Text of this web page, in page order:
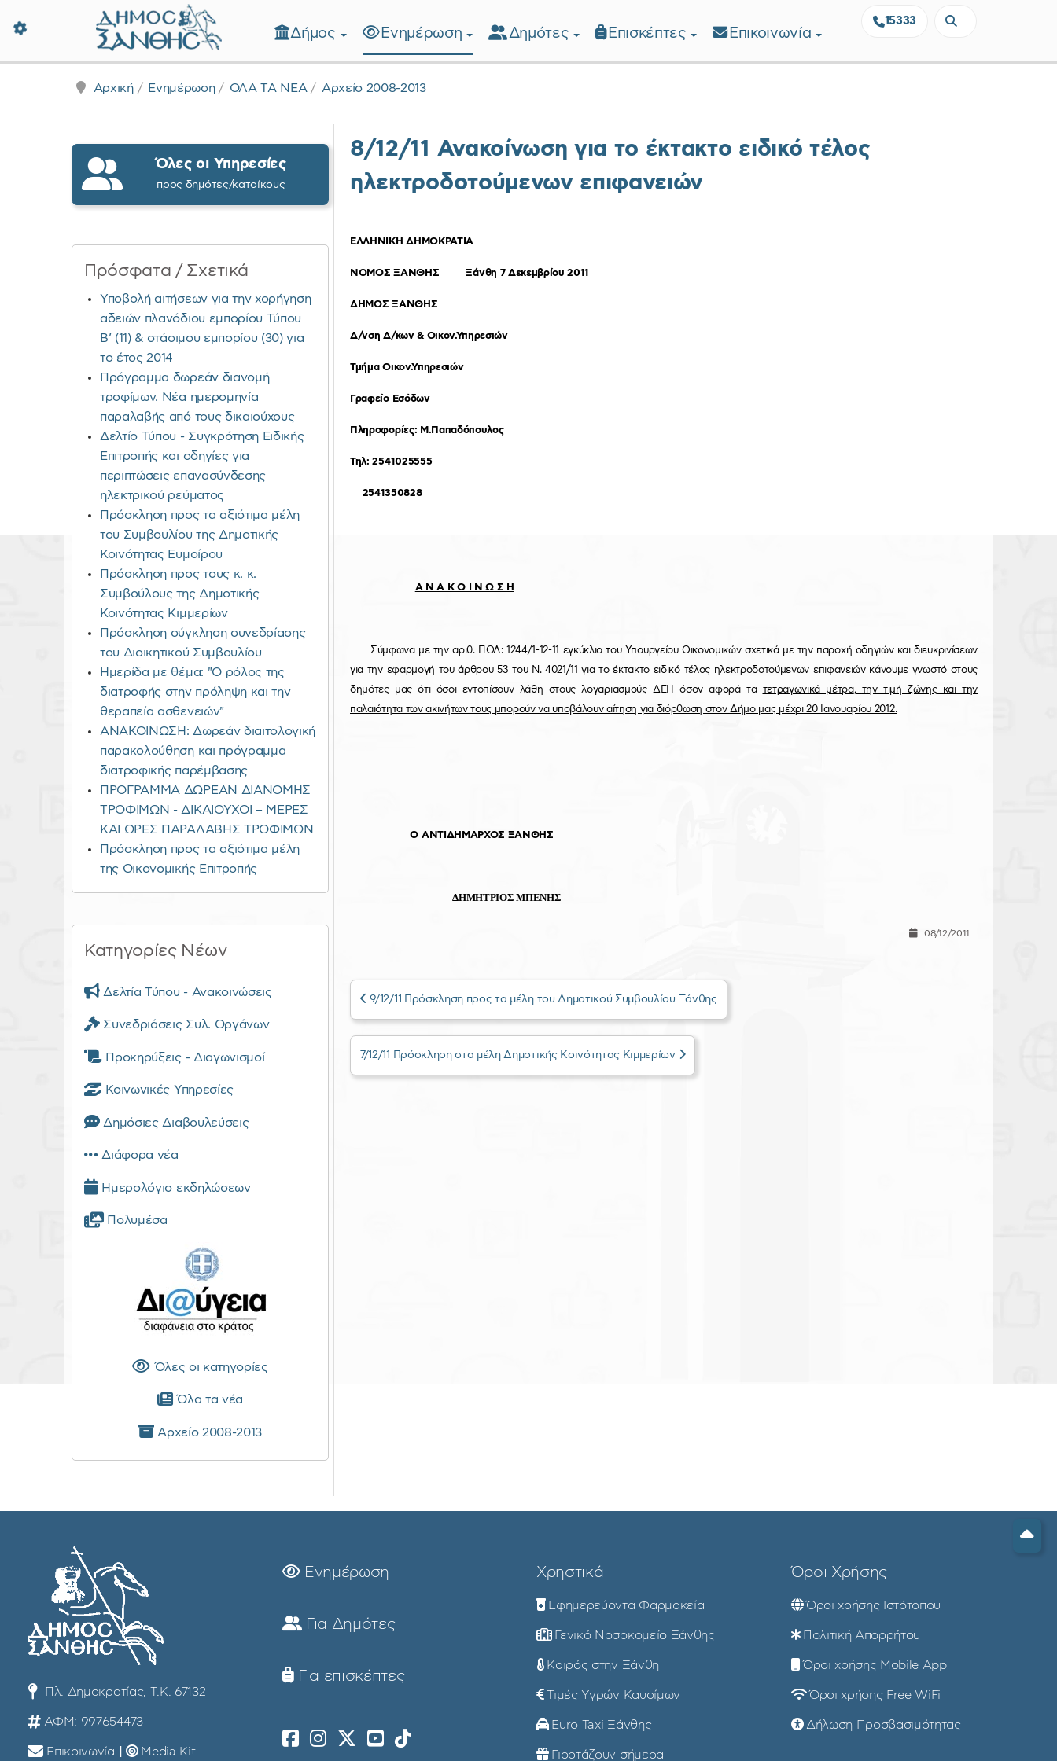
Δήμος Ξάνθης - Επίσημη Ιστοσελίδα
15333
Δήμος Ενημέρωση Δημότες Επισκέπτες Επικοινωνία
Αρχική Ενημέρωση ΟΛΑ ΤΑ ΝΕΑ Αρχείο 2008-2013
8/12/11 Ανακοίνωση για το έκτακτο ειδικό τέλος
ηλεκτροδοτούμενων επιφανειών
ΕΛΛΗΝΙΚΗ ΔΗΜΟΚΡΑΤΙΑ
ΝΟΜΟΣ ΞΑΝΘΗΣ Ξάνθη 7 Δεκεμβρίου 2011
ΔΗΜΟΣ ΞΑΝΘΗΣ
Δ/νση Δ/κων & Οικον.Υπηρεσιών
Τμήμα Οικον.Υπηρεσιών
Γραφείο Εσόδων
Πληροφορίες: Μ.Παπαδόπουλος
Τηλ: 2541025555
2541350828
Α Ν Α Κ Ο Ι Ν Ω Σ Η
Σύμφωνα με την αριθ. ΠΟΛ: 1244/1-12-11 εγκύκλιο του Υπουργείου Οικονομικών σχετικά με την παροχή οδηγιών και διευκρινίσεων
για την εφαρμογή του άρθρου 53 του Ν. 4021/11 για το έκτακτο ειδικό τέλος ηλεκτροδοτούμενων επιφανειών κάνουμε γνωστό στους
δημότες μας ότι όσοι εντοπίσουν λάθη στους λογαριασμούς ΔΕΗ όσον αφορά τα τετραγωνικά μέτρα, την τιμή ζώνηςκαι την
παλαιότητα των ακινήτων τους μπορούν να υποβάλουν αίτηση για διόρθωση στον Δήμο μας μέχρι 20 Ιανουαρίου 2012.
Ο ΑΝΤΙΔΗΜΑΡΧΟΣ ΞΑΝΘΗΣ
ΔΗΜΗΤΡΙΟΣ ΜΠΕΝΗΣ
08/12/2011
9/12/11 Πρόσκληση προς τα μέλη του Δημοτικού Συμβουλίου Ξάνθης
7/12/11 Πρόσκληση στα μέλη Δημοτικής Κοινότητας Κιμμερίων
Όλες οι Υπηρεσίες
προς δημότες/κατοίκους
Πρόσφατα / Σχετικά
Υποβολή αιτήσεων για την χορήγηση
αδειών πλανόδιου εμπορίου Τύπου
Β’ (11) & στάσιμου εμπορίου (30) για
το έτος 2014
Πρόγραμμα δωρεάν διανομή
τροφίμων. Νέα ημερομηνία
παραλαβής από τους δικαιούχους
Δελτίο Τύπου - Συγκρότηση Ειδικής
Επιτροπής και οδηγίες για
περιπτώσεις επανασύνδεσης
ηλεκτρικού ρεύματος
Πρόσκληση προς τα αξιότιμα μέλη
του Συμβουλίου της Δημοτικής
Κοινότητας Ευμοίρου
Πρόσκληση προς τους κ. κ.
Συμβούλους της Δημοτικής
Κοινότητας Κιμμερίων
Πρόσκληση σύγκληση συνεδρίασης
του Διοικητικού Συμβουλίου
Ημερίδα με θέμα: "Ο ρόλος της
διατροφής στην πρόληψη και την
θεραπεία ασθενειών"
ΑΝΑΚΟΙΝΩΣΗ: Δωρεάν διαιτολογική
παρακολούθηση και πρόγραμμα
διατροφικής παρέμβασης
ΠΡΟΓΡΑΜΜΑ ΔΩΡΕΑΝ ΔΙΑΝΟΜΗΣ
ΤΡΟΦΙΜΩΝ - ΔΙΚΑΙΟΥΧΟΙ – ΜΕΡΕΣ
ΚΑΙ ΩΡΕΣ ΠΑΡΑΛΑΒΗΣ ΤΡΟΦΙΜΩΝ
Πρόσκληση προς τα αξιότιμα μέλη
της Οικονομικής Επιτροπής
Κατηγορίες Νέων
Δελτία Τύπου - Ανακοινώσεις
Συνεδριάσεις Συλ. Οργάνων
Προκηρύξεις - Διαγωνισμοί
Κοινωνικές Υπηρεσίες
Δημόσιες Διαβουλεύσεις
Διάφορα νέα
Ημερολόγιο εκδηλώσεων
Πολυμέσα
Όλες οι κατηγορίες
Όλα τα νέα
Αρχείο 2008-2013
Πλ. Δημοκρατίας, Τ.Κ. 67132
ΑΦΜ: 997654473
Επικοινωνία Media Kit
Ενημέρωση
Για Δημότες
Για επισκέπτες
Χρηστικά
Εφημερεύοντα Φαρμακεία
Γενικό Νοσοκομείο Ξάνθης
Καιρός στην Ξάνθη
Τιμές Υγρών Καυσίμων
Euro Taxi Ξάνθης
Γιορτάζουν σήμερα
Όροι Χρήσης
Όροι χρήσης Ιστότοπου
Πολιτική Απορρήτου
Όροι χρήσης Mobile App
Όροι χρήσης Free WiFi
Δήλωση Προσβασιμότητας